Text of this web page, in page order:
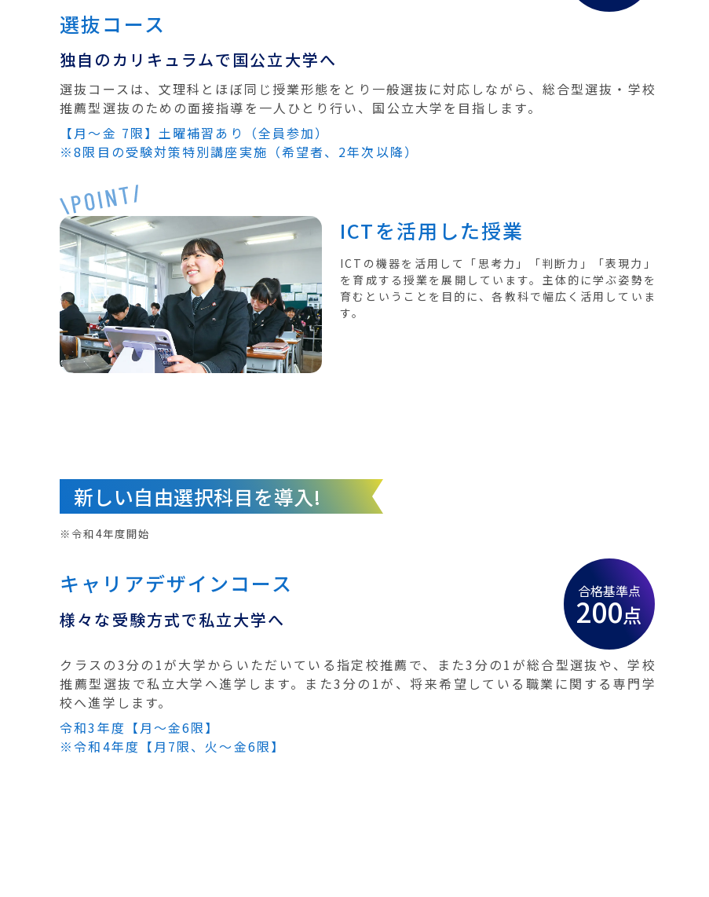
選抜コース
独自のカリキュラムで国公立大学へ
選抜コースは、文理科とほぼ同じ授業形態をとり一般選抜に対応しながら、総合型選抜・学校
推薦型選抜のための面接指導を一人ひとり行い、国公立大学を目指します。
【月〜金 7限】土曜補習あり（全員参加）
※8限目の受験対策特別講座実施（希望者、2年次以降）
ICTを活用した授業
ICTの機器を活用して「思考力」「判断力」「表現力」
を育成する授業を展開しています。主体的に学ぶ姿勢を
育むということを目的に、各教科で幅広く活用していま
す。
新しい自由選択科目を導入!
※令和4年度開始
キャリアデザインコース
様々な受験方式で私立大学へ
合格基準点
200点
クラスの3分の1が大学からいただいている指定校推薦で、また3分の1が総合型選抜や、学校
推薦型選抜で私立大学へ進学します。また3分の1が、将来希望している職業に関する専門学
校へ進学します。
令和3年度【月〜金6限】
※令和4年度【月7限、火〜金6限】